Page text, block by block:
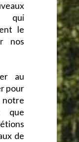
qui
le
nos
au
pour
notre
que
de